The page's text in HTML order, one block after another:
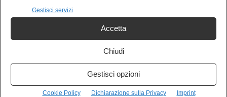
Gestisci servizi
Accetta
Chiudi
Gestisci opzioni
Cookie Policy Dichiarazione sulla Privacy Imprint
Paradossalmente, l’invasione ha danneggiato
proprio quella classe capitalistica russa che
aveva costruito la propria ricchezza